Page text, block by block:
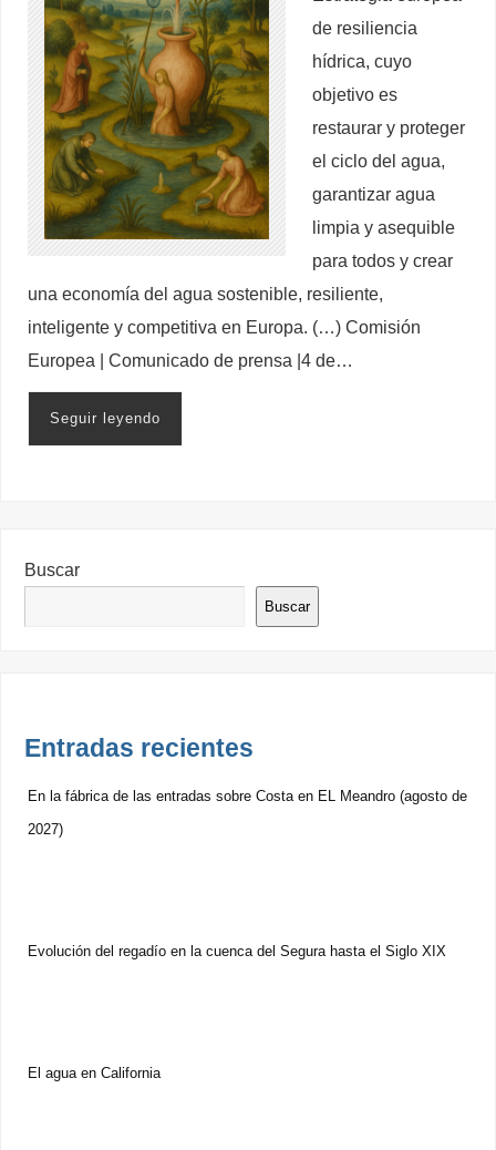
de resiliencia
hídrica, cuyo
objetivo es
restaurar y proteger
el ciclo del agua,
garantizar agua
limpia y asequible
para todos y crear
una economía del agua sostenible, resiliente,
inteligente y competitiva en Europa. (…) Comisión
Europea | Comunicado de prensa |4 de…
Seguir leyendo
Buscar
Buscar
Entradas recientes
En la fábrica de las entradas sobre Costa en EL Meandro (agosto de
2027)
Evolución del regadío en la cuenca del Segura hasta el Siglo XIX
El agua en California